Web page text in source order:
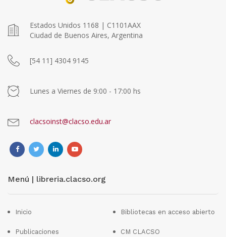
Estados Unidos 1168 | C1101AAX
Ciudad de Buenos Aires, Argentina
[54 11] 4304 9145
Lunes a Viernes de 9:00 - 17:00 hs
clacsoinst@clacso.edu.ar
Menú | libreria.clacso.org
Inicio
Publicaciones
Bibliotecas en acceso abierto
CM CLACSO